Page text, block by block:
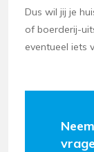
Dus wil jij je
of boerderij-
eventueel iets